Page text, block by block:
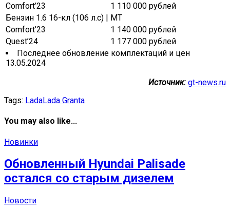
Comfort’23
1 110 000 рублей
Бензин 1.6 16-кл (106 л.с) | MT
Comfort’23
1 140 000 рублей
Quest’24
1 177 000 рублей
Последнее обновление комплектаций и цен
13.05.2024
Источник: gt-news.ru
Tags: LadaLada Granta
You may also like...
Новинки
Обновленный Hyundai Palisade
остался со старым дизелем
Новости